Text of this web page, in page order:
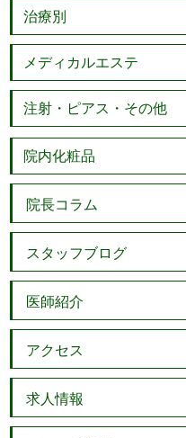
治療別
メディカルエステ
注射・ピアス・その他
院内化粧品
院長コラム
スタッフブログ
医師紹介
アクセス
求人情報